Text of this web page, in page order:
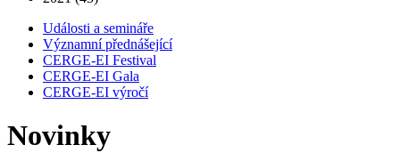
Události a semináře
Významní přednášející
CERGE-EI Festival
CERGE-EI Gala
CERGE-EI výročí
Novinky